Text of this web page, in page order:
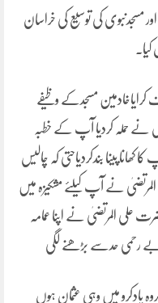
مسجدنبوی کی توسیع کی خراسان
کرایاخادمین مسجدکے وظیفے
نے حملہ کردیا آپ کے خطبہ
کھانا پینا بندکردیاحتی کہ چالیس
نے آپ کیلئے مشکیزہ میں
علی المرتضیٰ نے اپنا عمامہ
رحمی حدسے بڑھنے لگی
یادکرو میں وہی عثمان ہوں